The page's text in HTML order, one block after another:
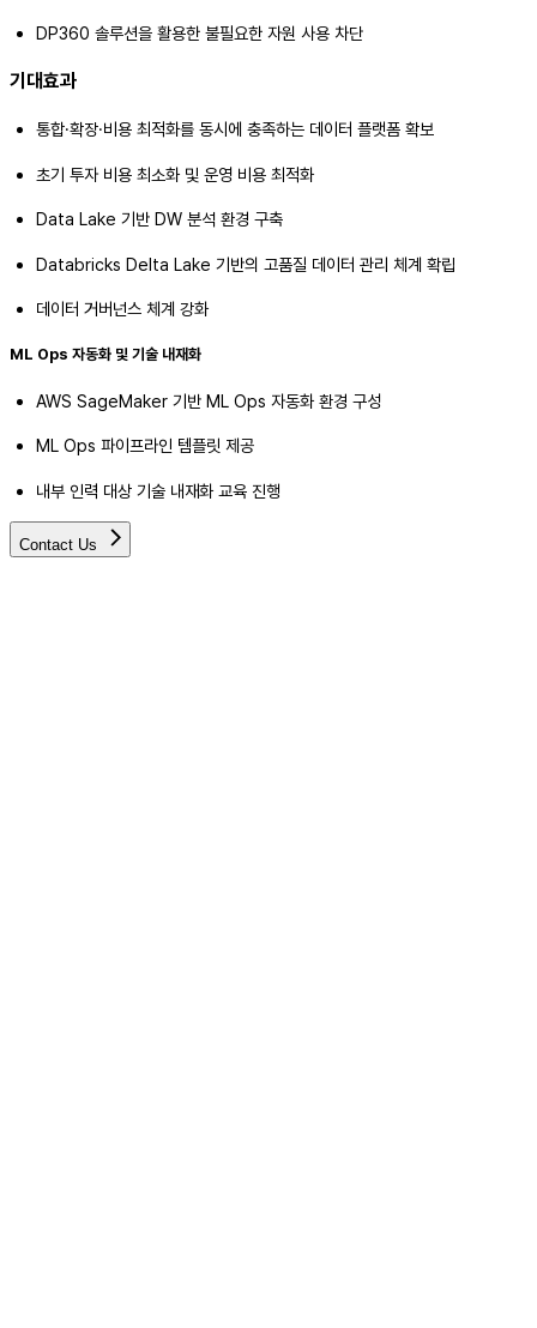
DP360 솔루션을 활용한 불필요한 자원 사용 차단
기대효과
통합·확장·비용 최적화를 동시에 충족하는 데이터 플랫폼 확보
초기 투자 비용 최소화 및 운영 비용 최적화
Data Lake 기반 DW 분석 환경 구축
Databricks Delta Lake 기반의 고품질 데이터 관리 체계 확립
데이터 거버넌스 체계 강화
ML Ops 자동화 및 기술 내재화
AWS SageMaker 기반 ML Ops 자동화 환경 구성
ML Ops 파이프라인 템플릿 제공
내부 인력 대상 기술 내재화 교육 진행
Contact Us